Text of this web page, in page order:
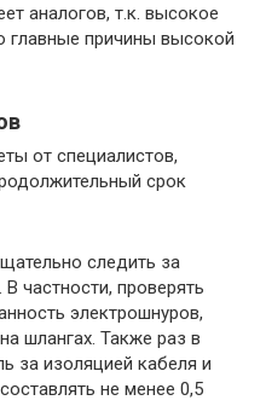
аналогов, т.к. высокое
главные причины высокой
от специалистов,
срок
следить за
частности, проверять
электрошнуров,
шлангах. Также раз в
за изоляцией кабеля и
не менее 0,5